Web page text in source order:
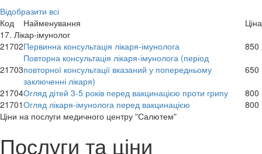
Відобразити всі
Код
Найменування
Ціна
17. Лікар-імунолог
21702Первинна консультація лікаря-імунолога
850
21703
Повторна консультація лікаря-імунолога (період
повторної консультації вказаний у попередньому
заключенні лікаря)
650
21704Огляд дітей 3-5 років перед вакцинацією проти грипу
800
21701Огляд лікаря-імунолога перед вакцинацією 800
Цiни на послуги медичного центру "Салютем"
Послуги та ціни